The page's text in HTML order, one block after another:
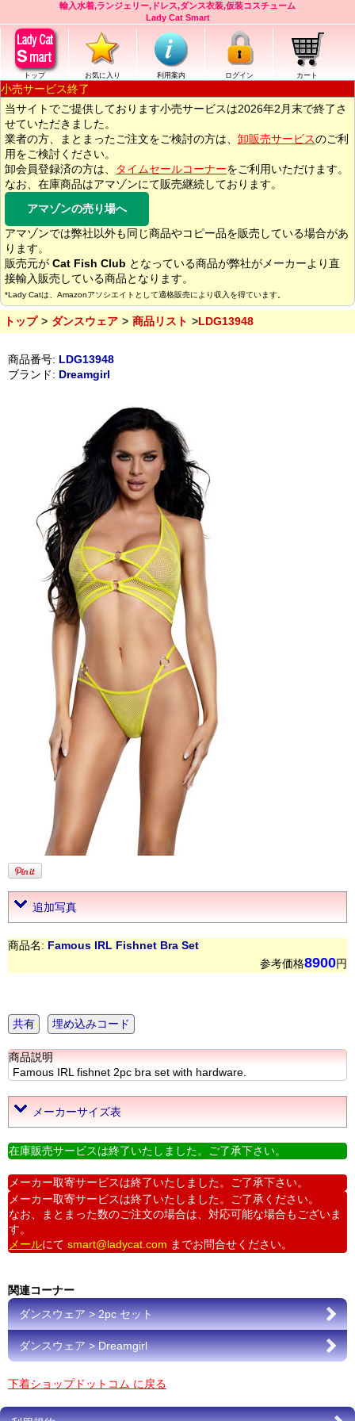
輸入水着,ランジェリー,ドレス,ダンス衣装,仮装コスチューム
Lady Cat Smart
トップ お気に入り 利用案内 ログイン カート
小売サービス終了
当サイトでご提供しております小売サービスは2026年2月末で終了さ
せていただきました。
業者の方、まとまったご注文をご検討の方は、 卸販売サービスのご利
用をご検討ください。
卸会員登録済の方は、
タイムセールコーナーをご利用いただけます。
なお、在庫商品はアマゾンにて販売継続しております。
アマゾンの売り場へ
アマゾンでは弊社以外も同じ商品やコピー品を販売している場合があ
ります。
販売元が Cat Fish Club となっている商品が弊社がメーカーより直
接輸入販売している商品となります。
*Lady Catは、Amazonアソシエイトとして適格販売により収入を得ています。
トップ ダンスウェア 商品リスト LDG13948
商品番号: LDG13948
ブランド: Dreamgirl
追加写真
商品名: Famous IRL Fishnet Bra Set
参考価格8900円
共有 埋め込みコード
商品説明
Famous IRL fishnet 2pc bra set with hardware.
メーカーサイズ表
在庫販売サービスは終了いたしました。ご了承下さい。
メーカー取寄サービスは終了いたしました。ご了承下さい。
メーカー取寄サービスは終了いたしました。ご了承ください。
なお、まとまった数のご注文の場合は、対応可能な場合もございま
す。
メールにて smart@ladycat.com までお問合せください。
関連コーナー
ダンスウェア > 2pc セット
ダンスウェア > Dreamgirl
下着ショップドットコム に戻る